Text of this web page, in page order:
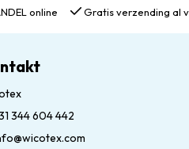
online Gratis verzending al
344 604 442